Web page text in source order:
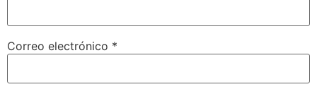
Correo electrónico *